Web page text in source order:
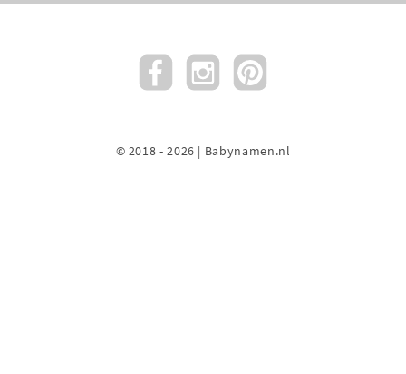
© 2018 - 2026 | Babynamen.nl